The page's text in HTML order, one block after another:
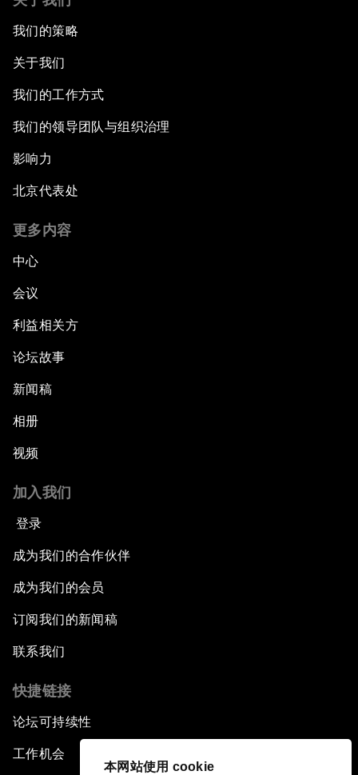
本网站使用 cookie
我们的策略
关于我们
我们的工作方式
我们的领导团队与组织治理
影响力
北京代表处
更多内容
中心
会议
利益相关方
论坛故事
新闻稿
相册
视频
加入我们
登录
成为我们的合作伙伴
成为我们的会员
订阅我们的新闻稿
联系我们
快捷链接
论坛可持续性
工作机会